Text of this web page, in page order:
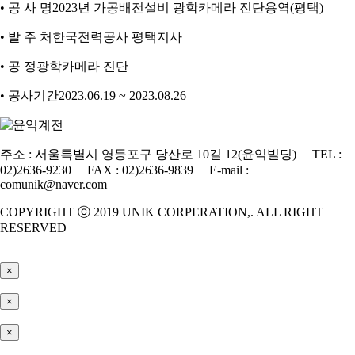
• 공 사 명2023년 가공배전설비 광학카메라 진단용역(평택)
• 발 주 처 한국전력공사 평택지사
• 공 정광학카메라 진단
• 공사기간2023.06.19 ~ 2023.08.26
주소 : 서울특별시 영등포구 당산로 10길 12(윤익빌딩) TEL :
02)2636-9230 FAX : 02)2636-9839 E-mail :
comunik@naver.com
COPYRIGHT ⓒ 2019 UNIK CORPERATION,. ALL RIGHT
RESERVED
×
×
×